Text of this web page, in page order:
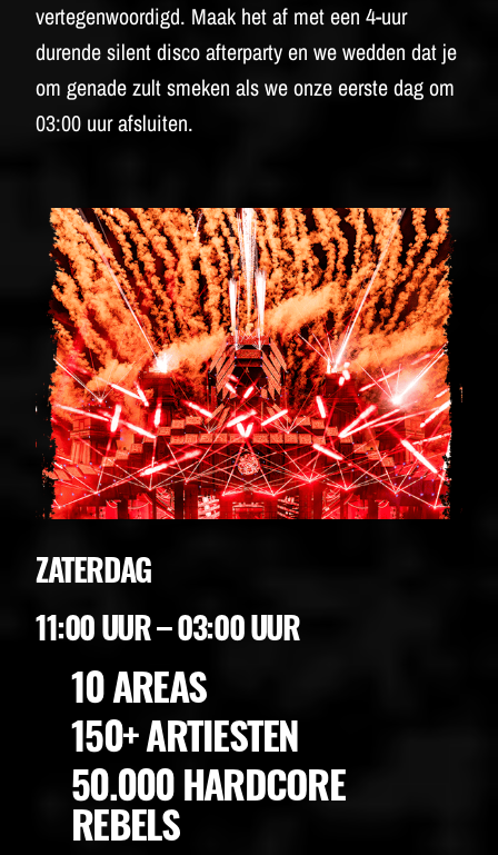
vertegenwoordigd. Maak het af met een 4-uur
durende silent disco afterparty en we wedden dat je
om genade zult smeken als we onze eerste dag om
03:00 uur afsluiten.
ZATERDAG
11:00 UUR – 03:00 UUR
10 AREAS
150+ ARTIESTEN
50.000 HARDCORE
REBELS